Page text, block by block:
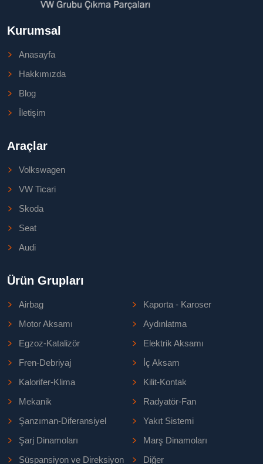
Kurumsal
Anasayfa
Hakkımızda
Blog
İletişim
Araçlar
Volkswagen
VW Ticari
Skoda
Seat
Audi
Ürün Grupları
Airbag
Kaporta - Karoser
Motor Aksamı
Aydınlatma
Egzoz-Katalizör
Elektrik Aksamı
Fren-Debriyaj
İç Aksam
Kalorifer-Klima
Kilit-Kontak
Mekanik
Radyatör-Fan
Şanzıman-Diferansiyel
Yakıt Sistemi
Şarj Dinamoları
Marş Dinamoları
Süspansiyon ve Direksiyon
Diğer